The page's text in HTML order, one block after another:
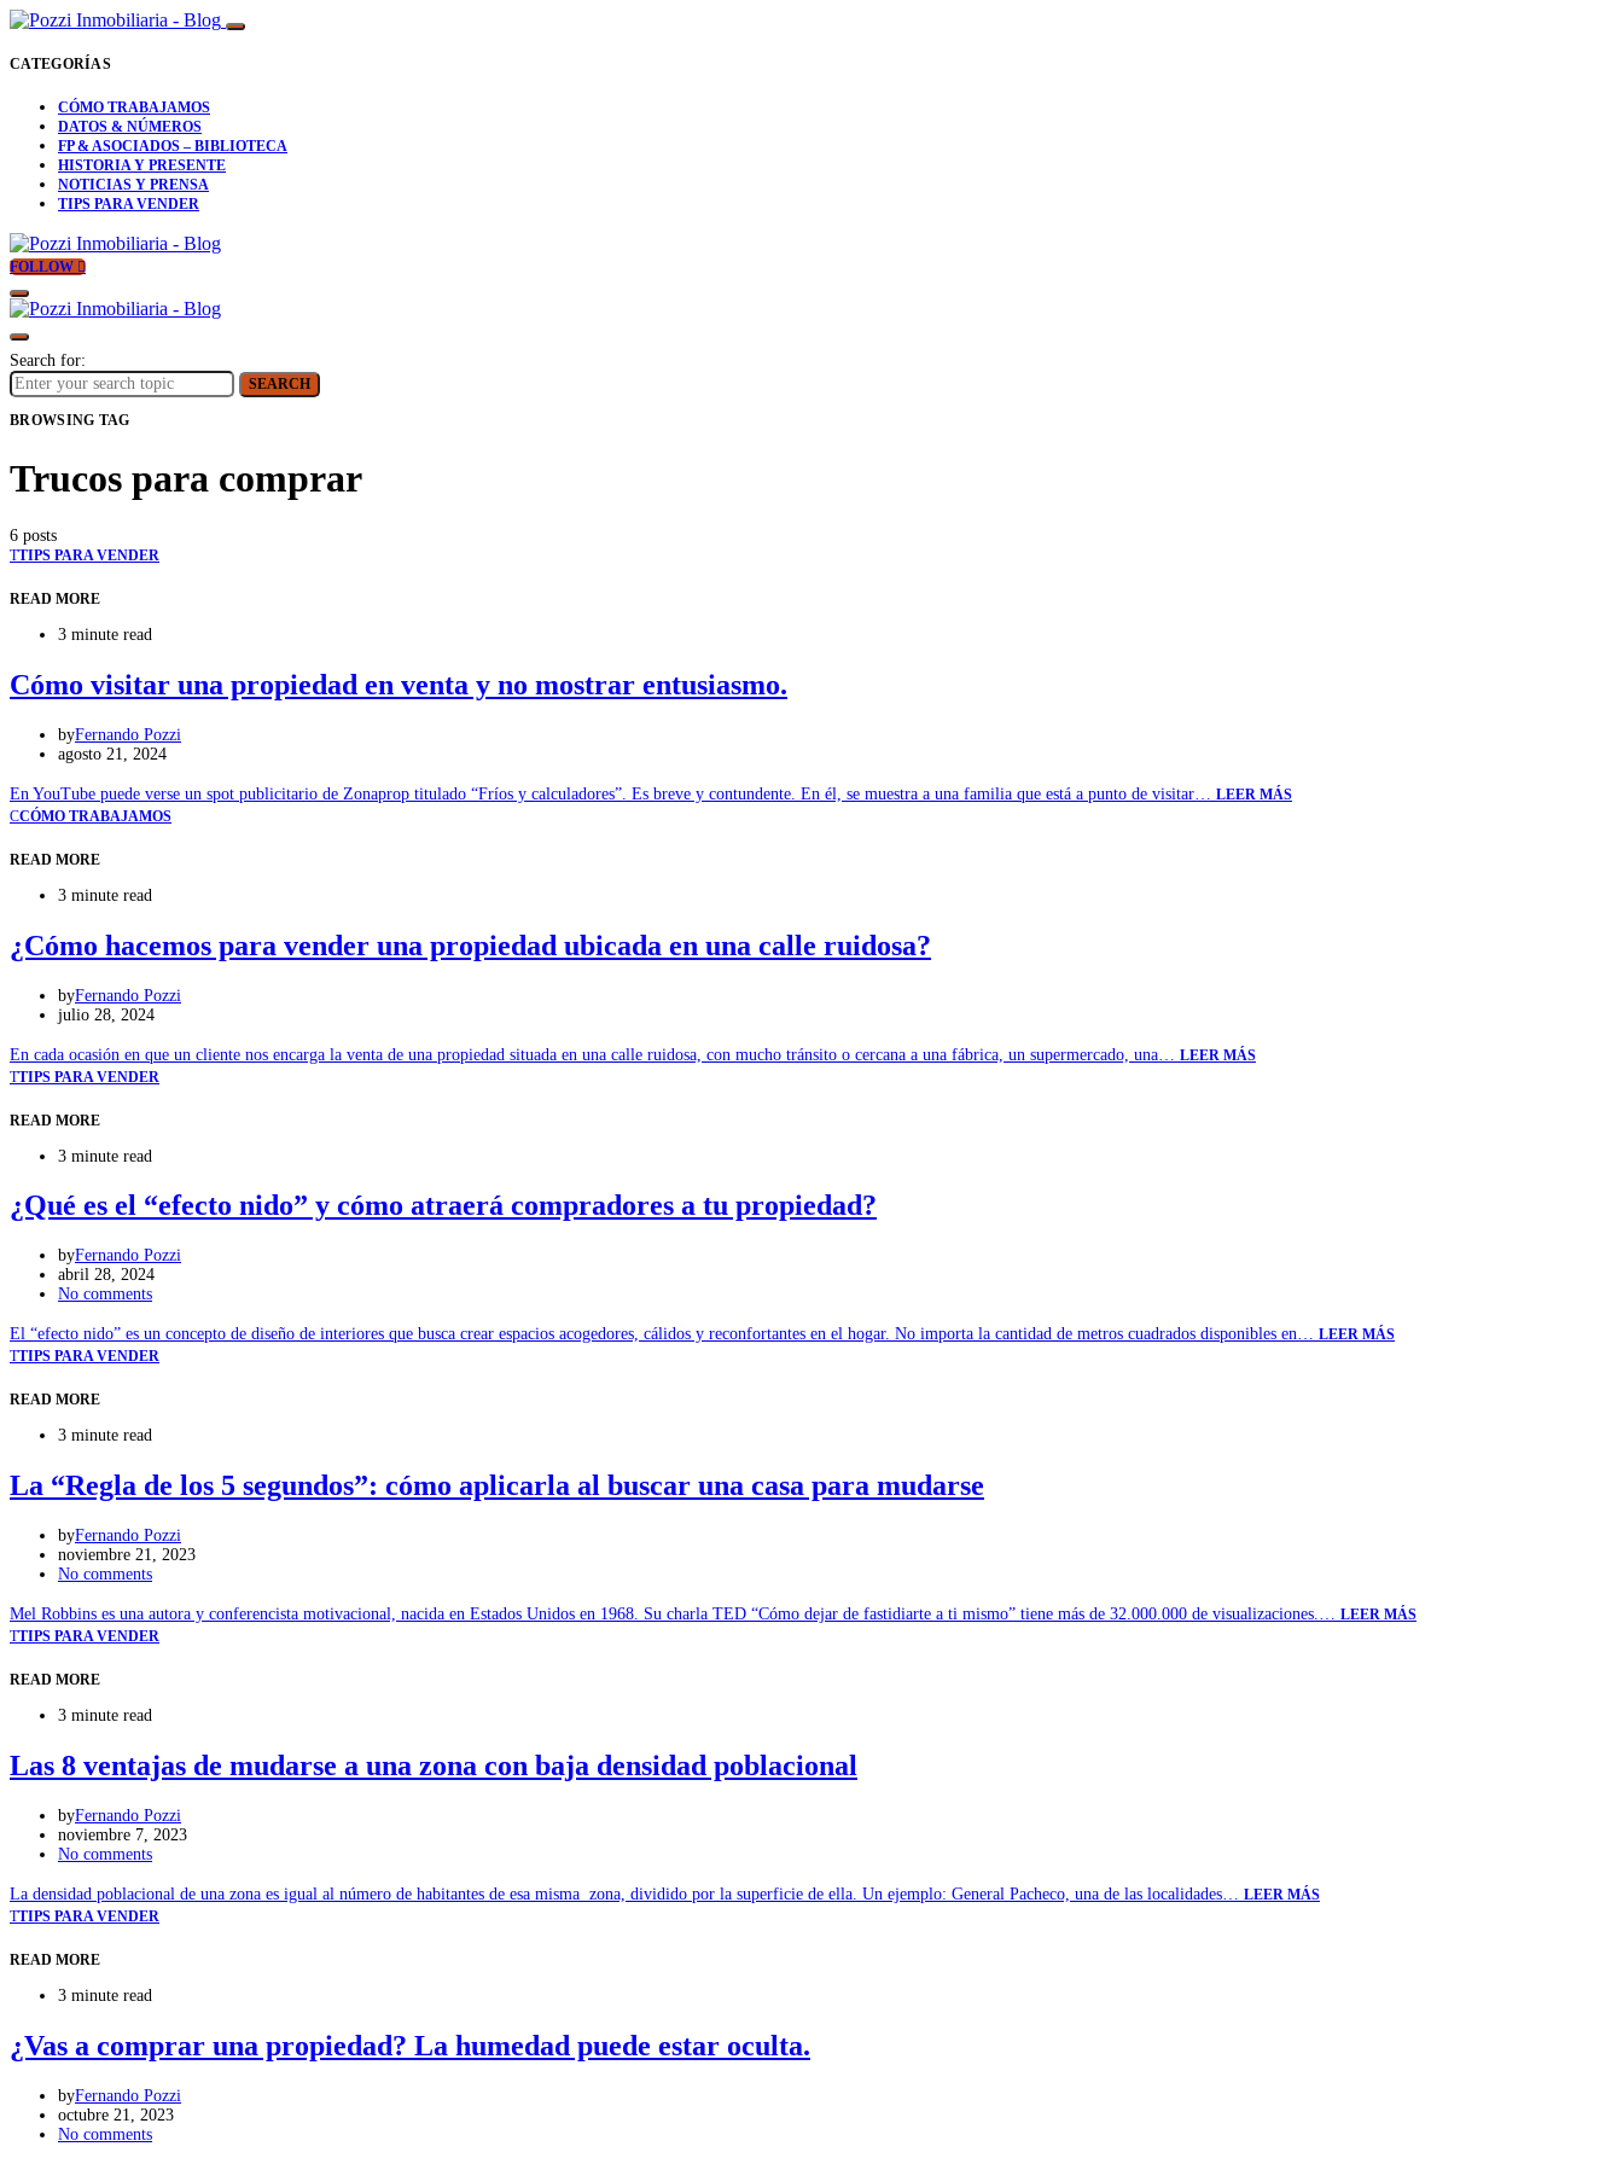
CATEGORÍAS
CÓMO TRABAJAMOS
DATOS & NÚMEROS
FP & ASOCIADOS – BIBLIOTECA
HISTORIA Y PRESENTE
NOTICIAS Y PRENSA
TIPS PARA VENDER
FOLLOW
Search for:
SEARCH
BROWSING TAG
Trucos para comprar
6 posts
TTIPS PARA VENDER
READ MORE
3 minute read
Cómo visitar una propiedad en venta y no mostrar entusiasmo.
byFernando Pozzi
agosto 21, 2024
En YouTube puede verse un spot publicitario de Zonaprop titulado “Fríos y calculadores”. Es breve y contundente. En él, se muestra a una familia que está a punto de visitar… LEER MÁS
CCÓMO TRABAJAMOS
READ MORE
3 minute read
¿Cómo hacemos para vender una propiedad ubicada en una calle ruidosa?
byFernando Pozzi
julio 28, 2024
En cada ocasión en que un cliente nos encarga la venta de una propiedad situada en una calle ruidosa, con mucho tránsito o cercana a una fábrica, un supermercado, una… LEER MÁS
TTIPS PARA VENDER
READ MORE
3 minute read
¿Qué es el “efecto nido” y cómo atraerá compradores a tu propiedad?
byFernando Pozzi
abril 28, 2024
No comments
El “efecto nido” es un concepto de diseño de interiores que busca crear espacios acogedores, cálidos y reconfortantes en el hogar. No importa la cantidad de metros cuadrados disponibles en… LEER MÁS
TTIPS PARA VENDER
READ MORE
3 minute read
La “Regla de los 5 segundos”: cómo aplicarla al buscar una casa para mudarse
byFernando Pozzi
noviembre 21, 2023
No comments
Mel Robbins es una autora y conferencista motivacional, nacida en Estados Unidos en 1968. Su charla TED “Cómo dejar de fastidiarte a ti mismo” tiene más de 32.000.000 de visualizaciones.… LEER MÁS
TTIPS PARA VENDER
READ MORE
3 minute read
Las 8 ventajas de mudarse a una zona con baja densidad poblacional
byFernando Pozzi
noviembre 7, 2023
No comments
La densidad poblacional de una zona es igual al número de habitantes de esa misma zona, dividido por la superficie de ella. Un ejemplo: General Pacheco, una de las localidades… LEER MÁS
TTIPS PARA VENDER
READ MORE
3 minute read
¿Vas a comprar una propiedad? La humedad puede estar oculta.
byFernando Pozzi
octubre 21, 2023
No comments